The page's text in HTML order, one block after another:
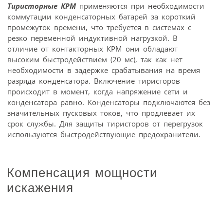
Тиристорные КРМприменяются при необходимости
коммутации конденсаторных батарей за короткий
промежуток времени, что требуется в системах с
резко переменной индуктивной нагрузкой. В
отличие от контакторных КРМ они обладают
высоким быстродействием (20 мс), так как нет
необходимости в задержке срабатывания на время
разряда конденсатора. Включение тиристоров
происходит в момент, когда напряжение сети и
конденсатора равно. Конденсаторы подключаются без
значительных пусковых токов, что продлевает их
срок службы. Для защиты тиристоров от перегрузок
используются быстродействующие предохранители.
Компенсация мощности
искажения